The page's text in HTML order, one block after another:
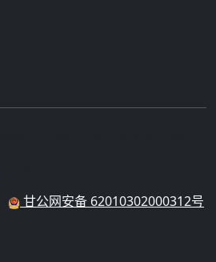
甘公网安备 62010302000312号